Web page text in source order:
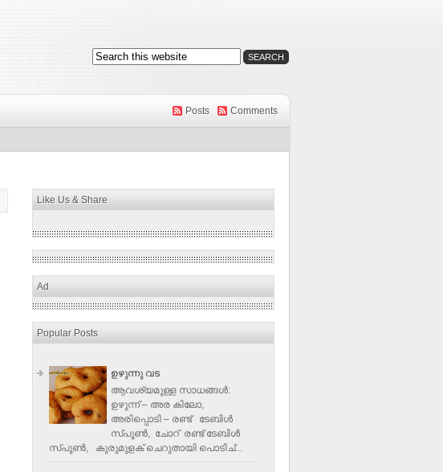
Posts Comments
Like Us & Share
Ad
Popular Posts
ഉഴുന്നു വട
ആവശ്യമുള്ള സാധങ്ങൾ:
ഉഴുന്ന് – അര കിലോ,
അരിപ്പൊടി – രണ്ട് ടേബിൾ
സ്പൂൺ, ചോറ് രണ്ട് ടേബിള്‍
സ്പൂണ്‍, കുരുമുളക് ചെറുതായി പൊടിച്...